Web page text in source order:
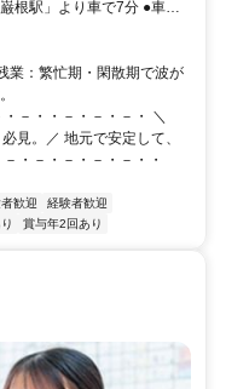
：繁忙期・閑散期で波が
－・・－・－・－・ ＼
見。／ 地元で安定して、
・－・－・－・－・・
歓迎
経験者歓迎
賞与年2回あり